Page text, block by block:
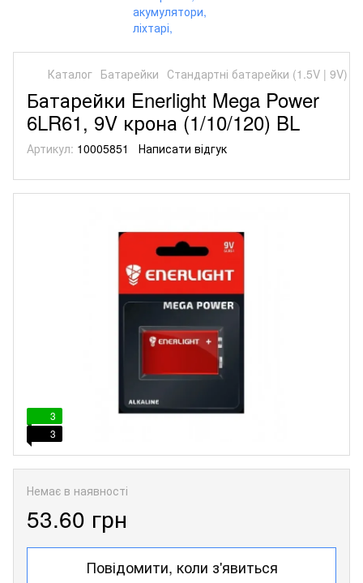
Каталог Батарейки Стандартні батарейки (1.5V | 9V)
Батарейки Enerlight Mega Power
6LR61, 9V крона (1/10/120) BL
Артикул: 10005851 Написати відгук
3
3
Немає в наявності
53.60 грн
Повідомити, коли з'явиться